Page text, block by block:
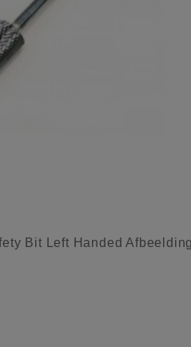
Bit Left Handed